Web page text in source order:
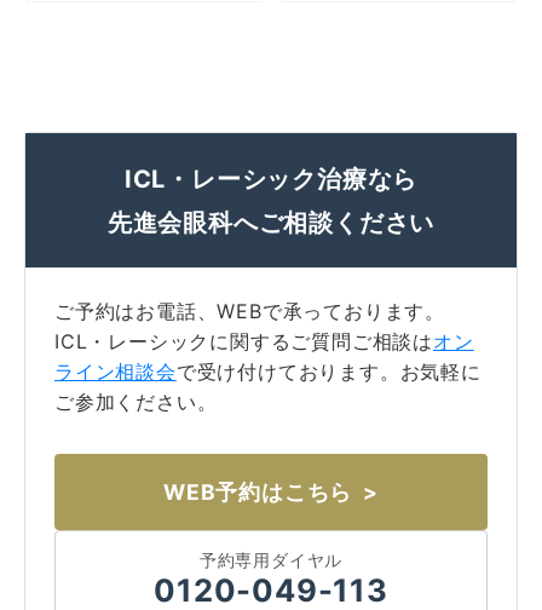
ICL・レーシック治療なら
先進会眼科へご相談ください
ご予約はお電話、WEBで承っております。
ICL・レーシックに関するご質問ご相談はオン
ライン相談会で受け付けております。お気軽に
ご参加ください。
WEB予約はこちら
予約専用ダイヤル
0120-049-113